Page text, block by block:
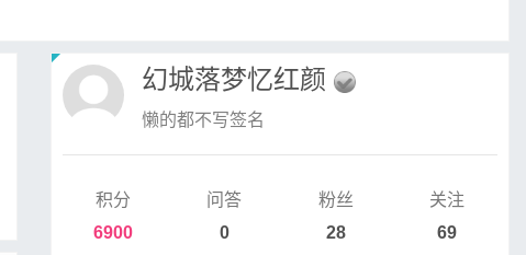
幻城落梦忆红颜
懒的都不写签名
积分
6900
问答
0
粉丝
28
关注
69